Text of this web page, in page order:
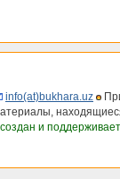
info(at)bukhara.uz
и